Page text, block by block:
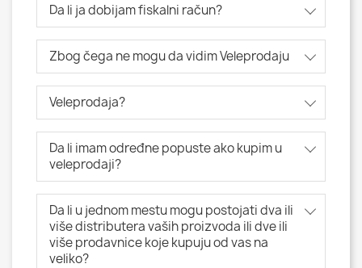
Da li ja dobijam fiskalni račun?
Zbog čega ne mogu da vidim Veleprodaju
Veleprodaja?
Da li imam određne popuste ako kupim u
veleprodaji?
Da li u jednom mestu mogu postojati dva ili
više distributera vaših proizvoda ili dve ili
više prodavnice koje kupuju od vas na
veliko?